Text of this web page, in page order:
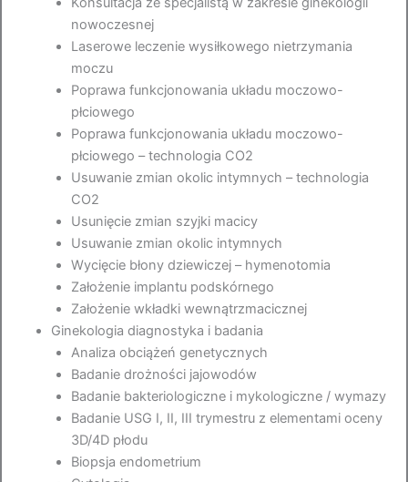
nowoczesnej
Laserowe leczenie wysiłkowego nietrzymania
moczu
Poprawa funkcjonowania układu moczowo-
płciowego
Poprawa funkcjonowania układu moczowo-
płciowego – technologia CO2
Usuwanie zmian okolic intymnych – technologia
CO2
Usunięcie zmian szyjki macicy
Usuwanie zmian okolic intymnych
Wycięcie błony dziewiczej – hymenotomia
Założenie implantu podskórnego
Założenie wkładki wewnątrzmacicznej
Ginekologia diagnostyka i badania
Analiza obciążeń genetycznych
Badanie drożności jajowodów
Badanie bakteriologiczne i mykologiczne / wymazy
Badanie USG I, II, III trymestru z elementami oceny
3D/4D płodu
Biopsja endometrium